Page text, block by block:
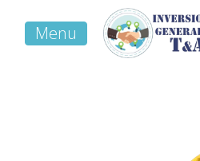
Menu